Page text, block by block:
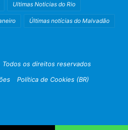
Ultimas Noticias do Rio
Últimas notícias do Malvadão
os direitos reservados
Política de Cookies (BR)